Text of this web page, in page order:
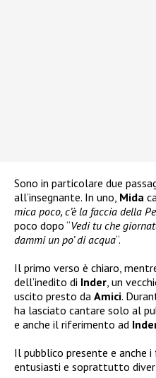
Sono in particolare due
all’insegnante. In uno, Mida
mica poco, c’è la faccia della
poco dopo “Vedi tu che
dammi un po’ di acqua“.
Il primo verso è chiaro,
dell’inedito di Inder , un
uscito presto da Amici.
ha lasciato cantare solo al
e anche il riferimento ad
Il pubblico presente e anche
entusiasti e soprattutto